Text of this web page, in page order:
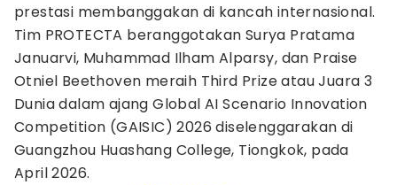
prestasi membanggakan di kancah internasional.
Tim PROTECTA beranggotakan Surya Pratama
Januarvi, Muhammad Ilham Alparsy, dan Praise
Otniel Beethoven meraih Third Prize atau Juara 3
Dunia dalam ajang Global AI Scenario Innovation
Competition (GAISIC) 2026 diselenggarakan di
Guangzhou Huashang College, Tiongkok, pada
April 2026.